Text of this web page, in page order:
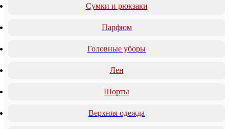
Сумки и рюкзаки
Парфюм
Головные уборы
Лен
Шорты
Верхняя одежда